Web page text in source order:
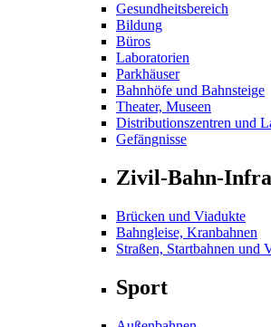
Gesundheitsbereich
Bildung
Büros
Laboratorien
Parkhäuser
Bahnhöfe und Bahnsteige
Theater, Museen
Distributionszentren und
Gefängnisse
Zivil-Bahn-Infra
Brücken und Viadukte
Bahngleise, Kranbahnen
Straßen, Startbahnen und
Sport